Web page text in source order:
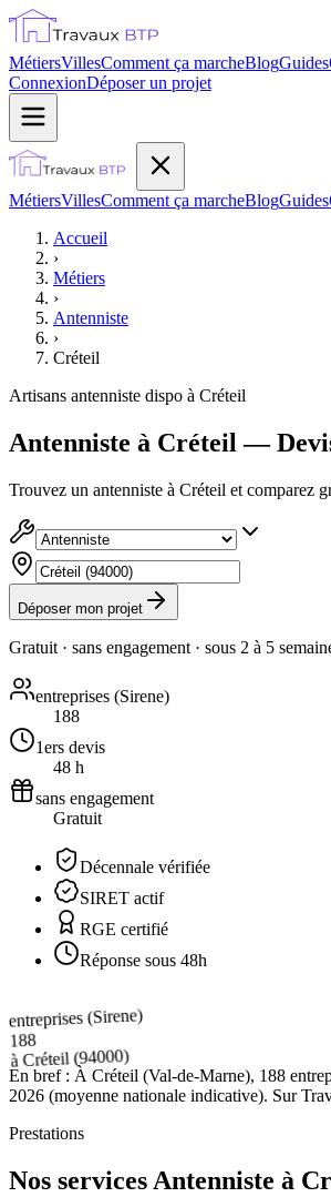
MétiersVillesComment ça marcheBlogGuides
ConnexionDéposer un projet
MétiersVillesComment ça marcheBlogGuides
Accueil
›
Métiers
›
Antenniste
›
Créteil
Artisans antenniste dispo à Créteil
Antenniste à Créteil —
Trouvez un antenniste à Créteil et comparez
Déposer mon projet
Gratuit · sans engagement · sous 2 à 5
entreprises (Sirene)
188
1ers devis
48 h
sans engagement
Gratuit
Décennale vérifiée
SIRET actif
RGE certifié
Réponse sous 48h
entreprises (Sirene)
188
àCréteil(94000)
En bref : À Créteil (Val-de-Marne), 188
2026 (moyenne nationale indicative). Sur
Prestations
Nos services Antenniste à